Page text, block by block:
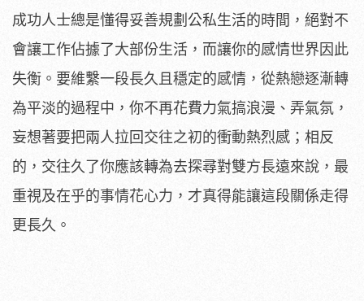
成功人士總是懂得妥善規劃公私生活的時間，絕對不
會讓工作佔據了大部份生活，而讓你的感情世界因此
失衡。要維繫一段長久且穩定的感情，從熱戀逐漸轉
為平淡的過程中，你不再花費力氣搞浪漫、弄氣氛，
妄想著要把兩人拉回交往之初的衝動熱烈感；相反
的，交往久了你應該轉為去探尋對雙方長遠來說，最
重視及在乎的事情花心力，才真得能讓這段關係走得
更長久。